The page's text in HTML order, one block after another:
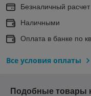
Безналичный расчет
Наличными
Оплата в банке по
Все условия оплаты
Подобные товары